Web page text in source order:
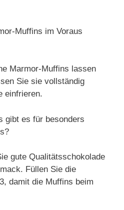
Muffins im Voraus
Marmor-Muffins lassen
Sie sie vollständig
einfrieren.
gibt es für besonders
gute Qualitätsschokolade
Füllen Sie die
damit die Muffins beim